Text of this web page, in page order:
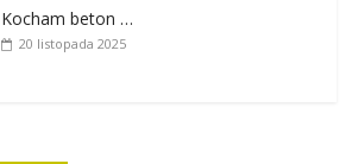
Kocham beton …
20 listopada 2025